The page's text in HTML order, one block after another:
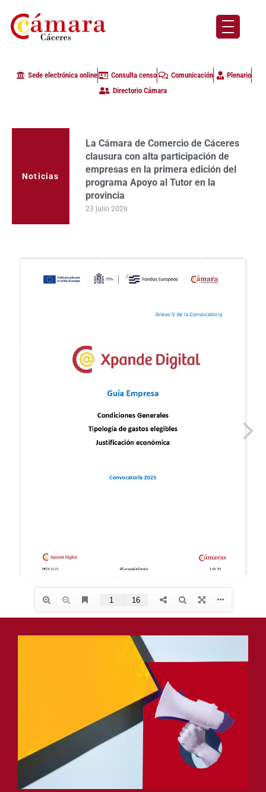
Sede electrónica online Consulta censo Comunicación
Plenario
Directorio Cámara
Noticias
La Cámara de Comercio de Cáceres
clausura con alta participación de
empresas en la primera edición del
programa Apoyo al Tutor en la
provincia
23 julio 2026